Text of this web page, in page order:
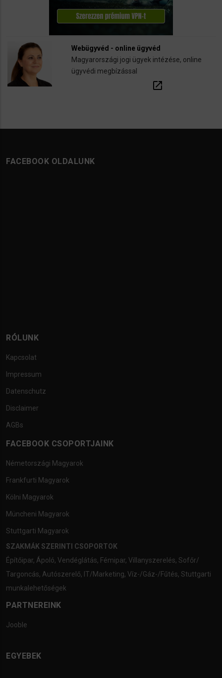
Webügyvéd - online ügyvéd
Magyarországi jogi ügyek intézése, online
ügyvédi megbízással
open_in_new
FACEBOOK OLDALUNK
RÓLUNK
Kapcsolat
Impressum
Datenschutz
Disclaimer
AGBs
FACEBOOK CSOPORTJAINK
Németországi Magyarok
Frankfurti Magyarok
Kölni Magyarok
Müncheni Magyarok
Stuttgarti Magyarok
SZAKMÁK SZERINTI CSOPORTOK
Építőipar, Ápoló, Vendéglátás, Fémipar, Villanyszerelés, Sofőr/
Targoncás, Autószerelő, IT/Marketing, Víz-/Gáz-/Fűtés, Stuttgarti
munkalehetőségek
PARTNEREINK
Jooble
EGYEBEK